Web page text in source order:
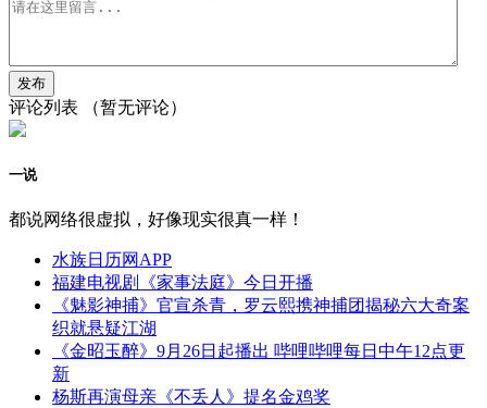
评论列表 （暂无评论）
一说
都说网络很虚拟，好像现实很真一样！
水族日历网APP
福建电视剧《家事法庭》今日开播
《魅影神捕》官宣杀青，罗云熙携神捕团揭秘六大奇案
织就悬疑江湖
《金昭玉醉》9月26日起播出 哔哩哔哩每日中午12点更
新
杨斯再演母亲《不丢人》提名金鸡奖